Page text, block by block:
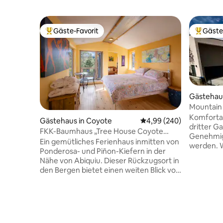
Beliebter Gäste-Favorit.
Gäste-Favorit
Gästehaus in Coyote Durchschnittliche
4,99 (240)
FKK-Baumhaus „Tree House Coyote
Cottage“
Ein gemütliches Ferienhaus inmitten von
Ponderosa- und Piñon-Kiefern in der
Nähe von Abiquiu. Dieser Rückzugsort in
den Bergen bietet einen weiten Blick von
dritter
werden. Wache in dieser gemütlichen,